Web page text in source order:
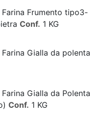
Frumento tipo3-
Conf. 1 KG
Gialla da polenta
Gialla da Polenta
Conf. 1 KG